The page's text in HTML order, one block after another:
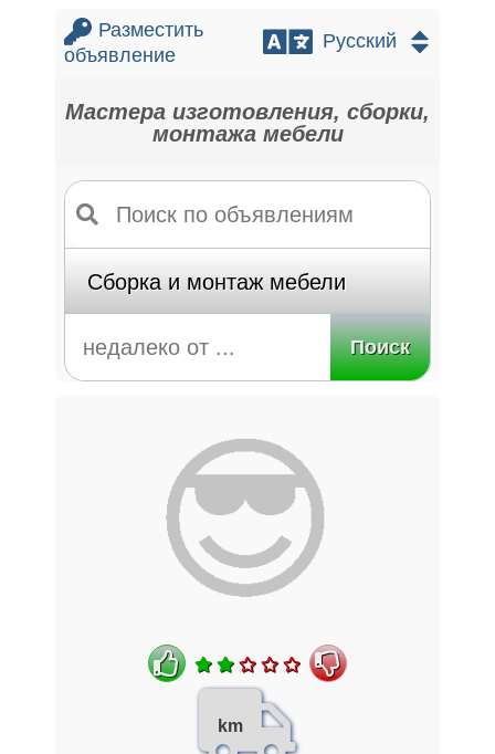
Разместить
объявление
Мастера изготовления, сборки,
монтажа мебели
Поиск
km